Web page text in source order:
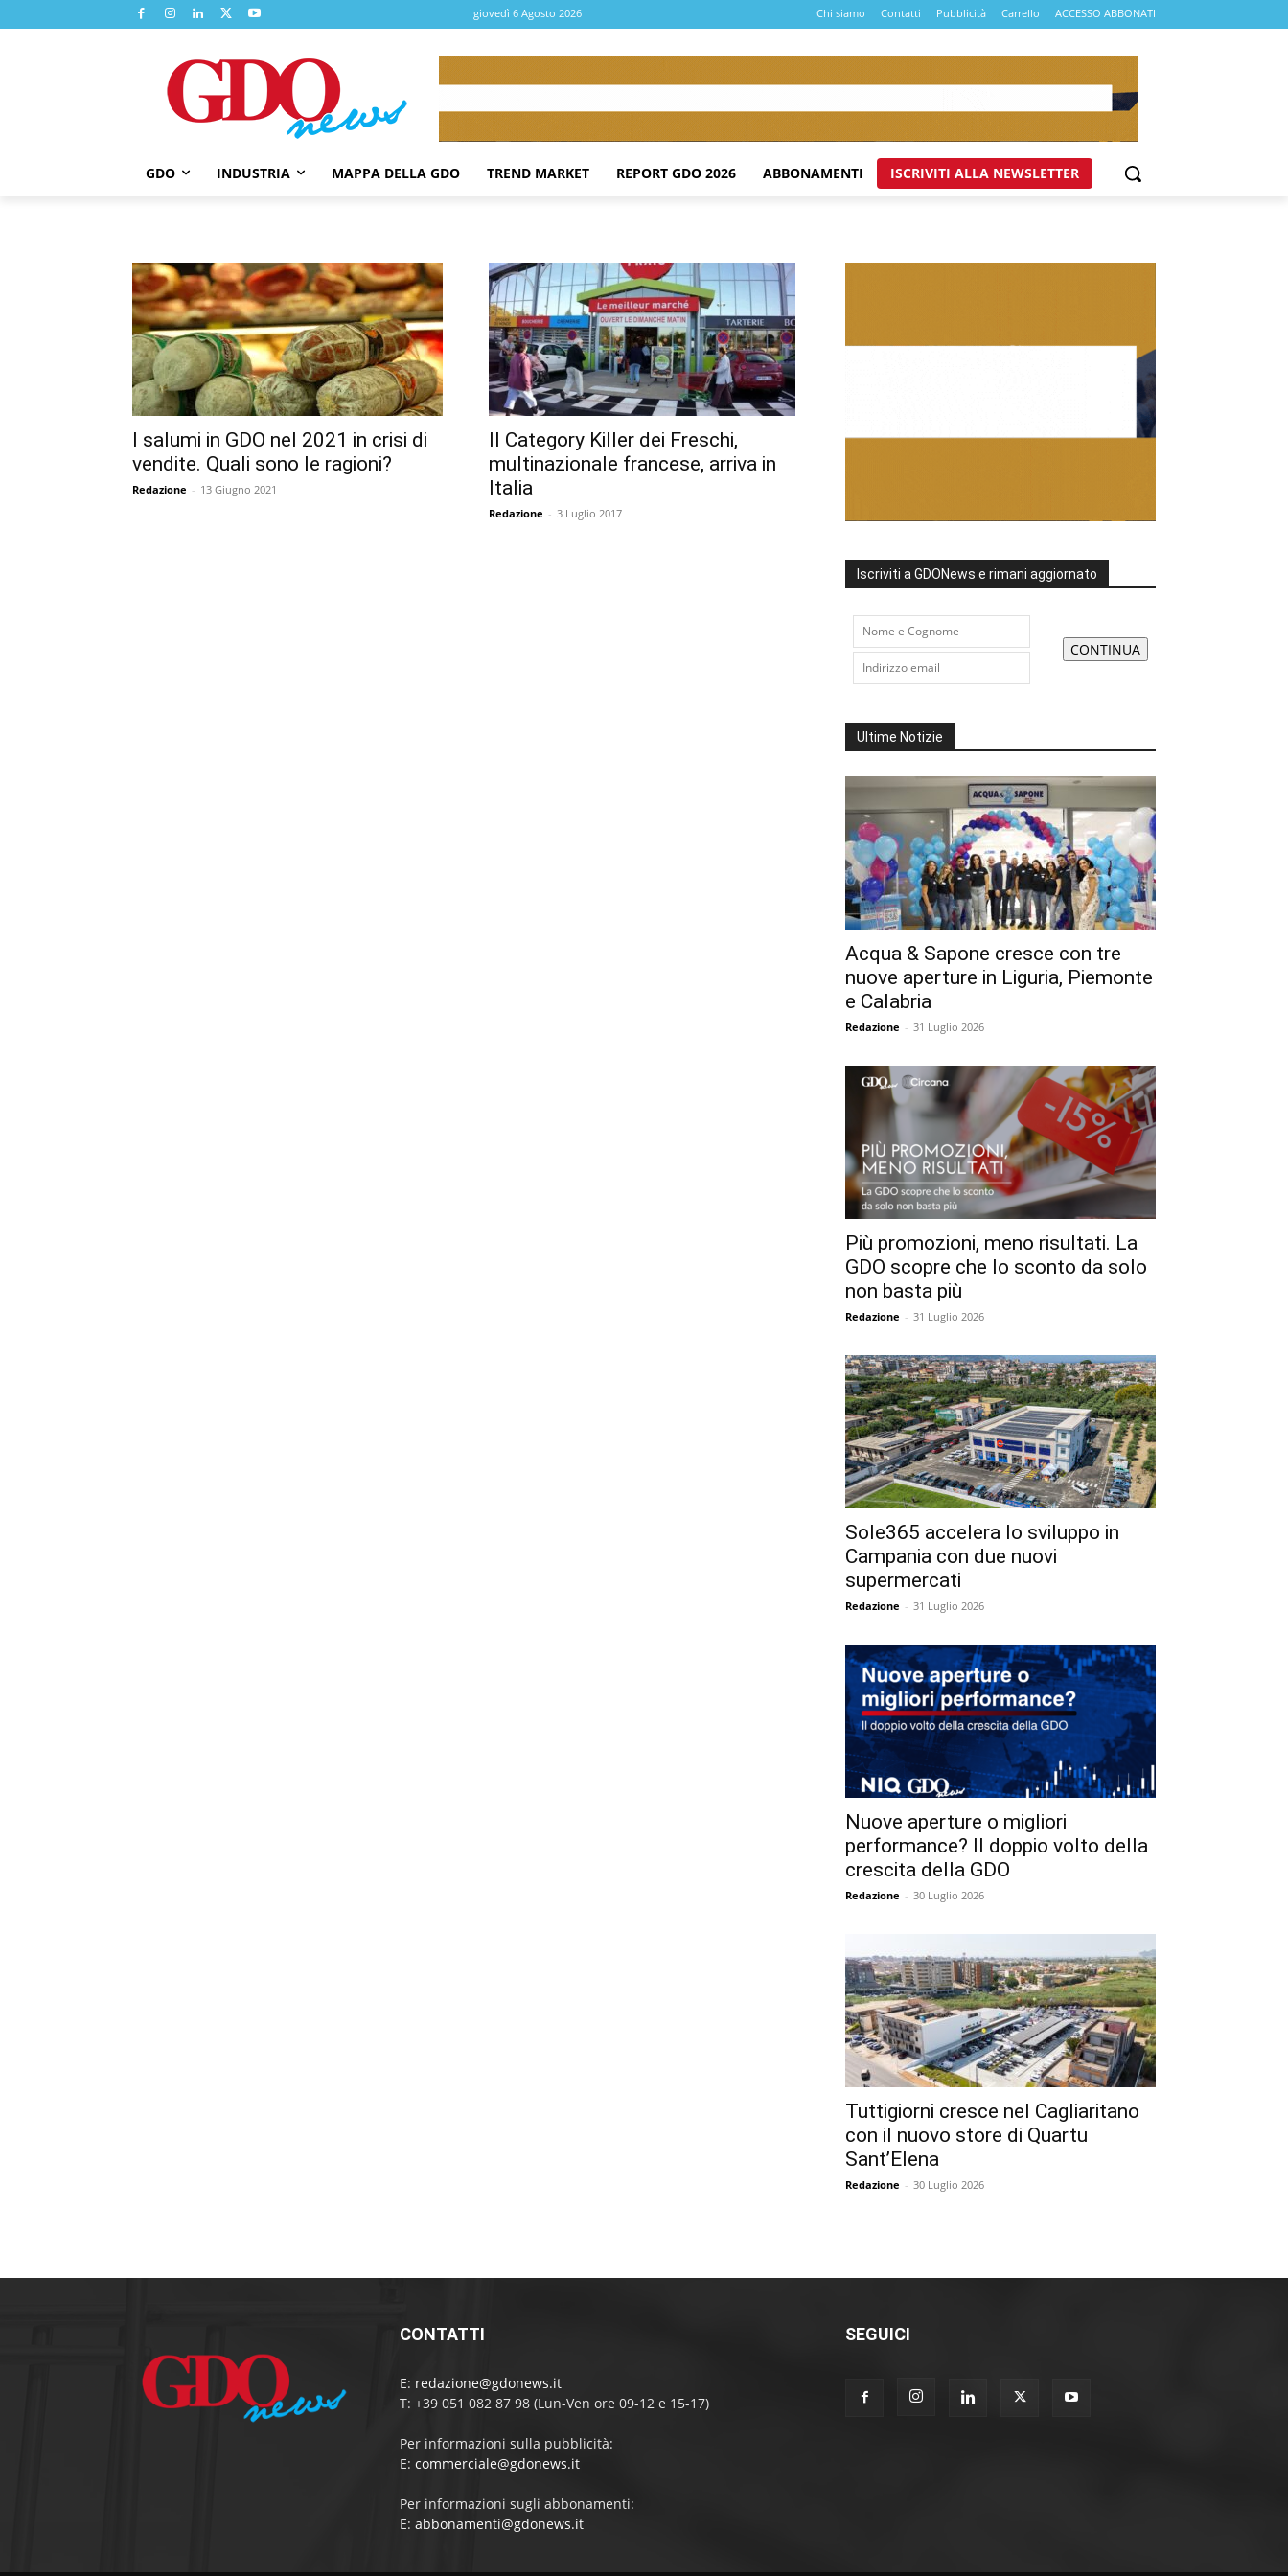
giovedì 6 Agosto 2026 Chi siamo Contatti Pubblicità Carrello ACCESSO ABBONATI
GDO INDUSTRIA MAPPA DELLA GDO TREND MARKET REPORT GDO 2026 ABBONAMENTI ISCRIVITI ALLA NEWSLETTER
I salumi in GDO nel 2021 in crisi di
vendite. Quali sono le ragioni?
Redazione - 13 Giugno 2021
Il Category Killer dei Freschi,
multinazionale francese, arriva in
Italia
Redazione - 3 Luglio 2017
Iscriviti a GDONews e rimani aggiornato
Ultime Notizie
Acqua & Sapone cresce con tre
nuove aperture in Liguria, Piemonte
e Calabria
Redazione - 31 Luglio 2026
Più promozioni, meno risultati. La
GDO scopre che lo sconto da solo
non basta più
Redazione - 31 Luglio 2026
Sole365 accelera lo sviluppo in
Campania con due nuovi
supermercati
Redazione - 31 Luglio 2026
Nuove aperture o migliori
performance? Il doppio volto della
crescita della GDO
Redazione - 30 Luglio 2026
Tuttigiorni cresce nel Cagliaritano
con il nuovo store di Quartu
Sant’Elena
Redazione - 30 Luglio 2026
CONTATTI
E: redazione@gdonews.it
T: +39 051 082 87 98 (Lun-Ven ore 09-12 e 15-17)
Per informazioni sulla pubblicità:
E: commerciale@gdonews.it
Per informazioni sugli abbonamenti:
E: abbonamenti@gdonews.it
SEGUICI